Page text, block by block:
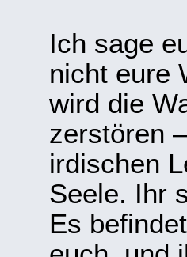
Ich sage
nicht eure
wird die
zerstören
irdischen
Seele. Ihr
Es